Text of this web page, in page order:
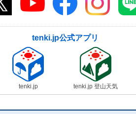
tenki.jp公式アプリ
tenki.jp tenki.jp 登山天気